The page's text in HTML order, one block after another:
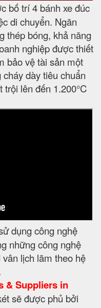
bố trí 4 bánh xe đúc
di chuyển. Ngăn
thép bóng, khả năng
nghiệp được thiết
bảo vệ tài sản một
dày tiêu chuẩn
lên đến 1.200°C
dụng công nghệ
những công nghệ
lịch lãm theo hệ
& Suppliers in
sẽ được phủ bởi